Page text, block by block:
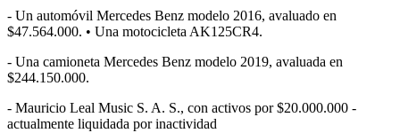
- Un automóvil Mercedes Benz modelo 2016, avaluado en
$47.564.000. • Una motocicleta AK125CR4.
- Una camioneta Mercedes Benz modelo 2019, avaluada en
$244.150.000.
- Mauricio Leal Music S. A. S., con activos por $20.000.000 -
actualmente liquidada por inactividad